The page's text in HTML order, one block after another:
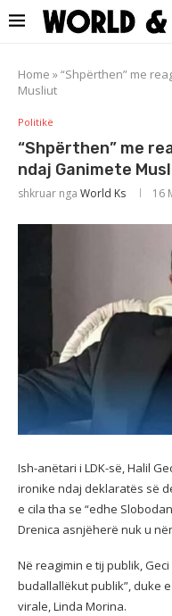
Home »“Shpërthen” me
Musliut
Politikë
“Shpërthen” me
ndaj Ganimete
shkruar nga World Ks 16
Ish-anëtari i LDK-së, Halil
ironike ndaj deklaratës së
e cila tha se “edhe
Drenica asnjëherë nuk u
Në reagimin e tij publik,
budallallëkut publik”, duke
virale, Linda Morina.